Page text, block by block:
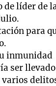
de líder de
para
inmunidad
ser